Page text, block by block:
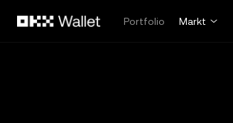
Portfolio
Markt